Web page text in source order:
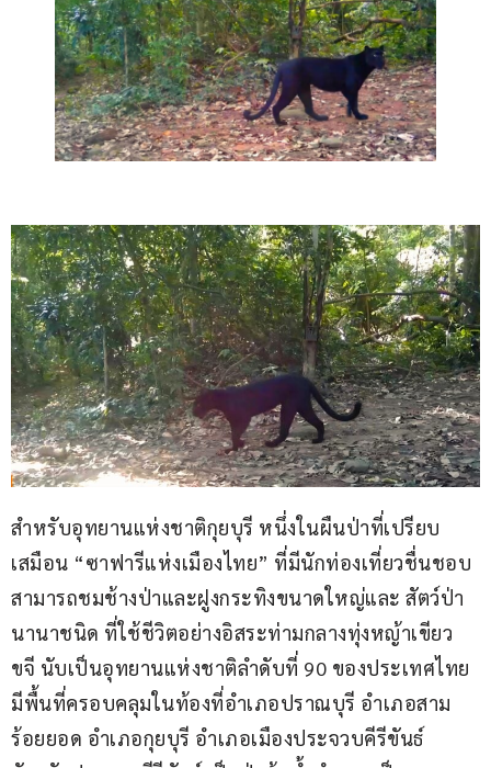
สำหรับอุทยานแห่งชาติกุยบุรี หนึ่งในผืนป่าที่เปรียบ
เสมือน “ซาฟารีแห่งเมืองไทย” ที่มีนักท่องเที่ยวชื่นชอบ
สามารถชมช้างป่าและฝูงกระทิงขนาดใหญ่และ สัตว์ป่า
นานาชนิด ที่ใช้ชีวิตอย่างอิสระท่ามกลางทุ่งหญ้าเขียว
ขจี นับเป็นอุทยานแห่งชาติลำดับที่ 90 ของประเทศไทย
มีพื้นที่ครอบคลุมในท้องที่อำเภอปราณบุรี อำเภอสาม
ร้อยยอด อำเภอกุยบุรี อำเภอเมืองประจวบคีรีขันธ์